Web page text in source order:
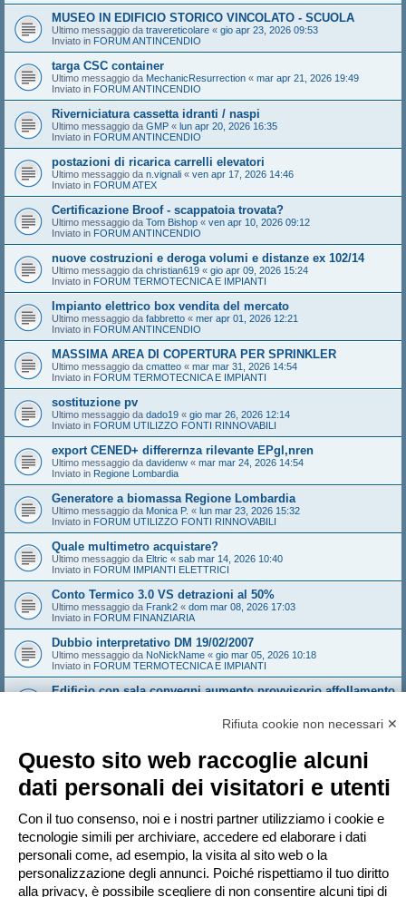
MUSEO IN EDIFICIO STORICO VINCOLATO - SCUOLA
Ultimo messaggio da travereticolare « gio apr 23, 2026 09:53
Inviato in FORUM ANTINCENDIO
targa CSC container
Ultimo messaggio da MechanicResurrection « mar apr 21, 2026 19:49
Inviato in FORUM ANTINCENDIO
Riverniciatura cassetta idranti / naspi
Ultimo messaggio da GMP « lun apr 20, 2026 16:35
Inviato in FORUM ANTINCENDIO
postazioni di ricarica carrelli elevatori
Ultimo messaggio da n.vignali « ven apr 17, 2026 14:46
Inviato in FORUM ATEX
Certificazione Broof - scappatoia trovata?
Ultimo messaggio da Tom Bishop « ven apr 10, 2026 09:12
Inviato in FORUM ANTINCENDIO
nuove costruzioni e deroga volumi e distanze ex 102/14
Ultimo messaggio da christian619 « gio apr 09, 2026 15:24
Inviato in FORUM TERMOTECNICA E IMPIANTI
Impianto elettrico box vendita del mercato
Ultimo messaggio da fabbretto « mer apr 01, 2026 12:21
Inviato in FORUM ANTINCENDIO
MASSIMA AREA DI COPERTURA PER SPRINKLER
Ultimo messaggio da cmatteo « mar mar 31, 2026 14:54
Inviato in FORUM TERMOTECNICA E IMPIANTI
sostituzione pv
Ultimo messaggio da dado19 « gio mar 26, 2026 12:14
Inviato in FORUM UTILIZZO FONTI RINNOVABILI
export CENED+ differernza rilevante EPgl,nren
Ultimo messaggio da davidenw « mar mar 24, 2026 14:54
Inviato in Regione Lombardia
Generatore a biomassa Regione Lombardia
Ultimo messaggio da Monica P. « lun mar 23, 2026 15:32
Inviato in FORUM UTILIZZO FONTI RINNOVABILI
Quale multimetro acquistare?
Ultimo messaggio da Eltric « sab mar 14, 2026 10:40
Inviato in FORUM IMPIANTI ELETTRICI
Conto Termico 3.0 VS detrazioni al 50%
Ultimo messaggio da Frank2 « dom mar 08, 2026 17:03
Inviato in FORUM FINANZIARIA
Dubbio interpretativo DM 19/02/2007
Ultimo messaggio da NoNickName « gio mar 05, 2026 10:18
Inviato in FORUM TERMOTECNICA E IMPIANTI
Edificio con sala convegni aumento provvisorio affollamento
compartimentano
Ultimo messaggio da Andrew1970 «mar feb 24, 2026 16:35
Dominio web abitazionigreen, vi interessa?
Ultimo messaggio da marcoaroma « dom feb 15, 2026 18:34
Inviato inFORUM UTILIZZO FONTI RINNOVABILI
La ricerca ha trovato più di 1000 risultati Pagina1di20
1 2 3 4 5 … 20
Rifiuta cookie non necessari ✕
Questo sito web raccoglie alcuni
dati personali dei visitatori e utenti
Con il tuo consenso, noi e i nostri partner utilizziamo i cookie e
tecnologie simili per archiviare, accedere ed elaborare i dati
personali come, ad esempio, la visita al sito web o la
personalizzazione degli annunci. Poiché rispettiamo il tuo diritto
alla privacy, è possibile scegliere di non consentire alcuni tipi di